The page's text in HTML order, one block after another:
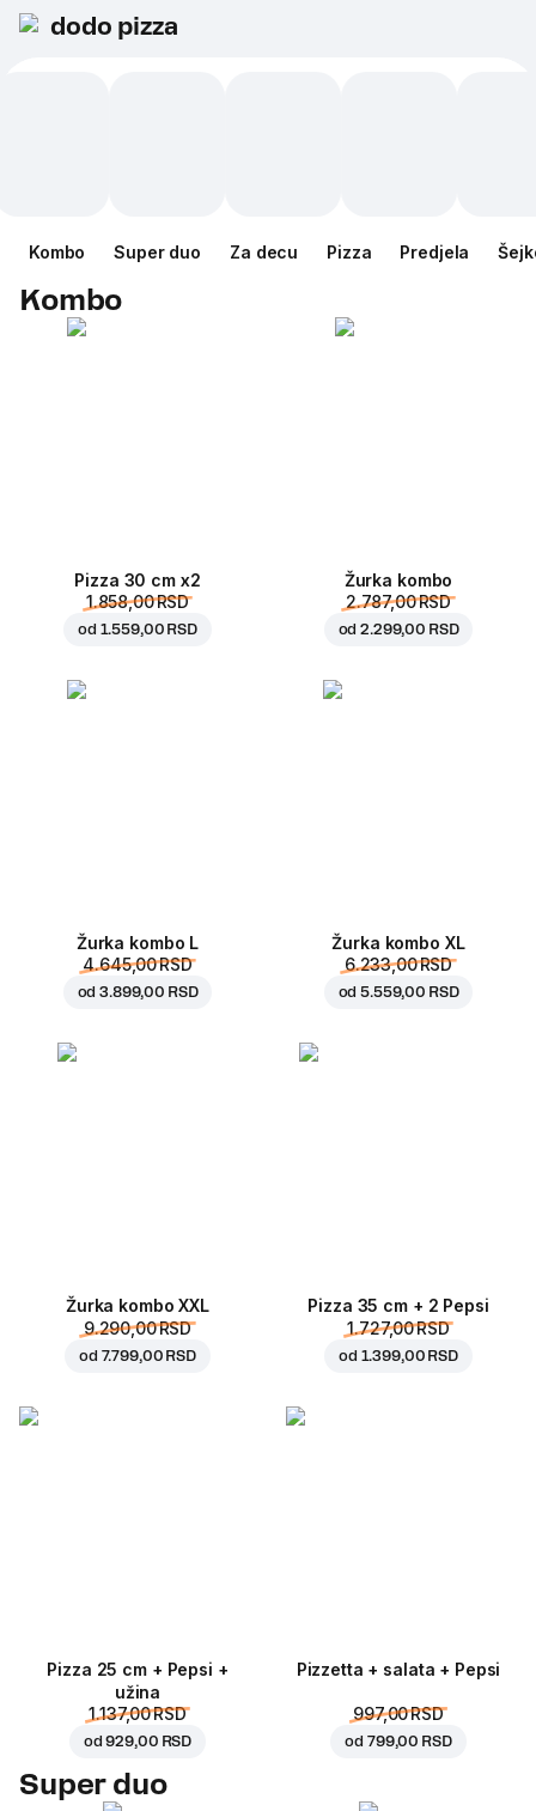
dodo pizza
Kombo Super duo Za decu Pizza Predjela
Kombo
Pizza 30 cm x2
1.858,00 RSD
od 1.559,00 RSD
Žurka kombo
2.787,00 RSD
od2.299,00 RSD
Žurka kombo L
4.645,00 RSD
od3.899,00 RSD
Žurka kombo XL
6.233,00 RSD
od5.559,00 RSD
Žurka kombo XXL
9.290,00 RSD
od 7.799,00 RSD
Pizza 35 cm + 2 Pepsi
1.727,00 RSD
od 1.399,00 RSD
Pizza 25 cm + Pepsi +
užina
1.137,00 RSD
od929,00 RSD
Pizzetta + salata + Pepsi
997,00 RSD
od 799,00 RSD
Super duo